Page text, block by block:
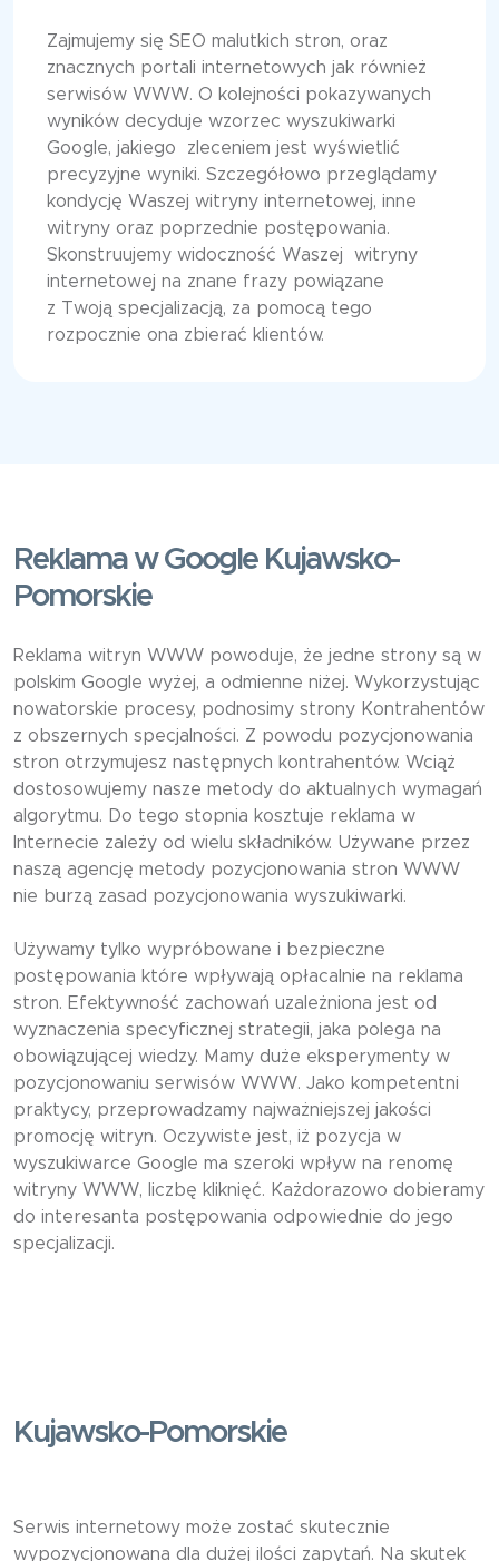
Zajmujemy się SEO malutkich stron, oraz
znacznych portali internetowych jak również
serwisów WWW. O kolejności pokazywanych
wyników decyduje wzorzec wyszukiwarki
Google, jakiego zleceniem jest wyświetlić
precyzyjne wyniki. Szczegółowo przeglądamy
kondycję Waszej witryny internetowej, inne
witryny oraz poprzednie postępowania.
Skonstruujemy widoczność Waszej witryny
internetowej na znane frazy powiązane
z Twoją specjalizacją, za pomocą tego
rozpocznie ona zbierać klientów.
Reklama w Google Kujawsko-
Pomorskie
Reklama witryn WWW powoduje, że jedne strony są w
polskim Google wyżej, a odmienne niżej. Wykorzystując
nowatorskie procesy, podnosimy strony Kontrahentów
z obszernych specjalności. Z powodu pozycjonowania
stron otrzymujesz następnych kontrahentów. Wciąż
dostosowujemy nasze metody do aktualnych wymagań
algorytmu. Do tego stopnia kosztuje reklama w
Internecie zależy od wielu składników. Używane przez
naszą agencję metody pozycjonowania stron WWW
nie burzą zasad pozycjonowania wyszukiwarki.
Używamy tylko wypróbowane i bezpieczne
postępowania które wpływają opłacalnie na reklama
stron. Efektywność zachowań uzależniona jest od
wyznaczenia specyficznej strategii, jaka polega na
obowiązującej wiedzy. Mamy duże eksperymenty w
pozycjonowaniu serwisów WWW. Jako kompetentni
praktycy, przeprowadzamy najważniejszej jakości
promocję witryn. Oczywiste jest, iż pozycja w
wyszukiwarce Google ma szeroki wpływ na renomę
witryny WWW, liczbę kliknięć. Każdorazowo dobieramy
do interesanta postępowania odpowiednie do jego
specjalizacji.
Kujawsko-Pomorskie
Serwis internetowy może zostać skutecznie
wypozycjonowana dla dużej ilości zapytań. Na skutek